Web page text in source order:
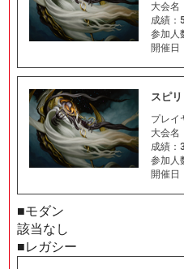
大会名
成績：
参加人
開催日
スピ
プレイ
大会名
成績：
参加人
開催日
■モダン
該当なし
■レガシー